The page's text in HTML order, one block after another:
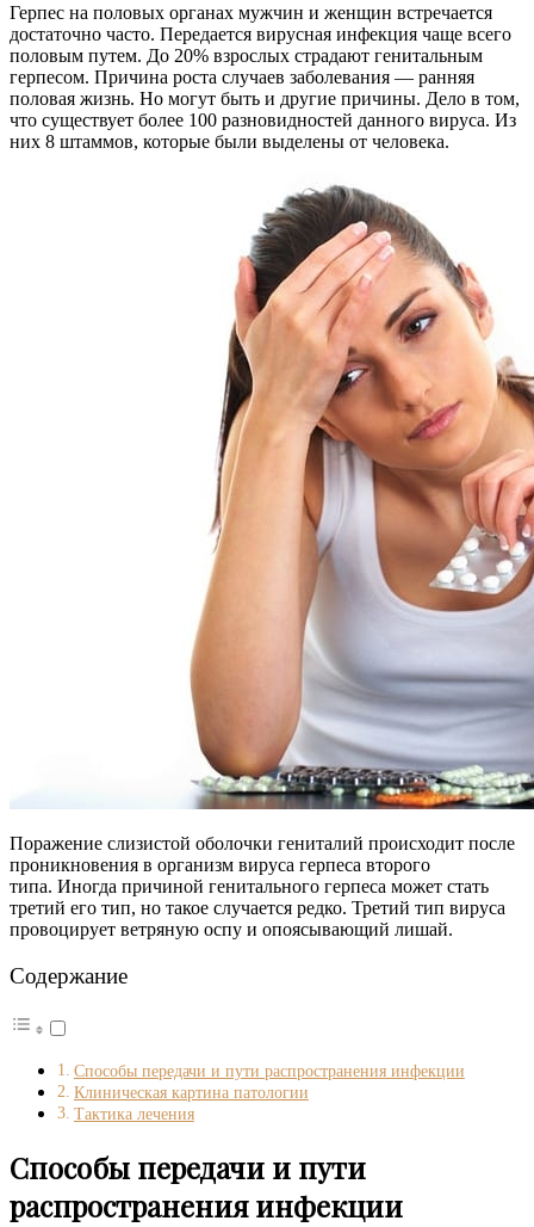
Герпес на половых органах мужчин и женщин встречается
достаточно часто. Передается вирусная инфекция чаще всего
половым путем. До 20% взрослых страдают генитальным
герпесом. Причина роста случаев заболевания — ранняя
половая жизнь. Но могут быть и другие причины. Дело в том,
что существует более 100 разновидностей данного вируса. Из
них 8 штаммов, которые были выделены от человека.
Поражение слизистой оболочки гениталий происходит после
проникновения в организм вируса герпеса второго
типа. Иногда причиной генитального герпеса может стать
третий его тип, но такое случается редко. Третий тип вируса
провоцирует ветряную оспу и опоясывающий лишай.
Содержание
Способы передачи и пути распространения инфекции
Клиническая картина патологии
Тактика лечения
Способы передачи и пути
распространения инфекции